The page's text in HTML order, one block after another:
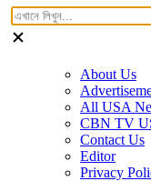
About Us
All USA
CBN TV
Contact Us
Editor
Privacy